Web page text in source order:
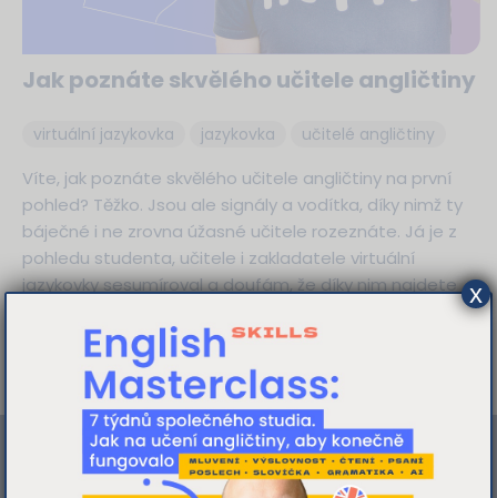
Jak poznáte skvělého učitele angličtiny
virtuální jazykovka jazykovka učitelé angličtiny
Víte, jak poznáte skvělého učitele angličtiny na první
pohled? Těžko. Jsou ale signály a vodítka, díky nimž ty
báječné i ne zrovna úžasné učitele rozeznáte. Já je z
pohledu studenta, učitele i zakladatele virtuální
jazykovky sesumíroval a doufám, že díky nim najdete x
Tato webová stránka používá
cookies
K personalizaci obsahu a reklam,
poskytování funkcí sociálních médií a
analýze naší návštěvnosti využíváme